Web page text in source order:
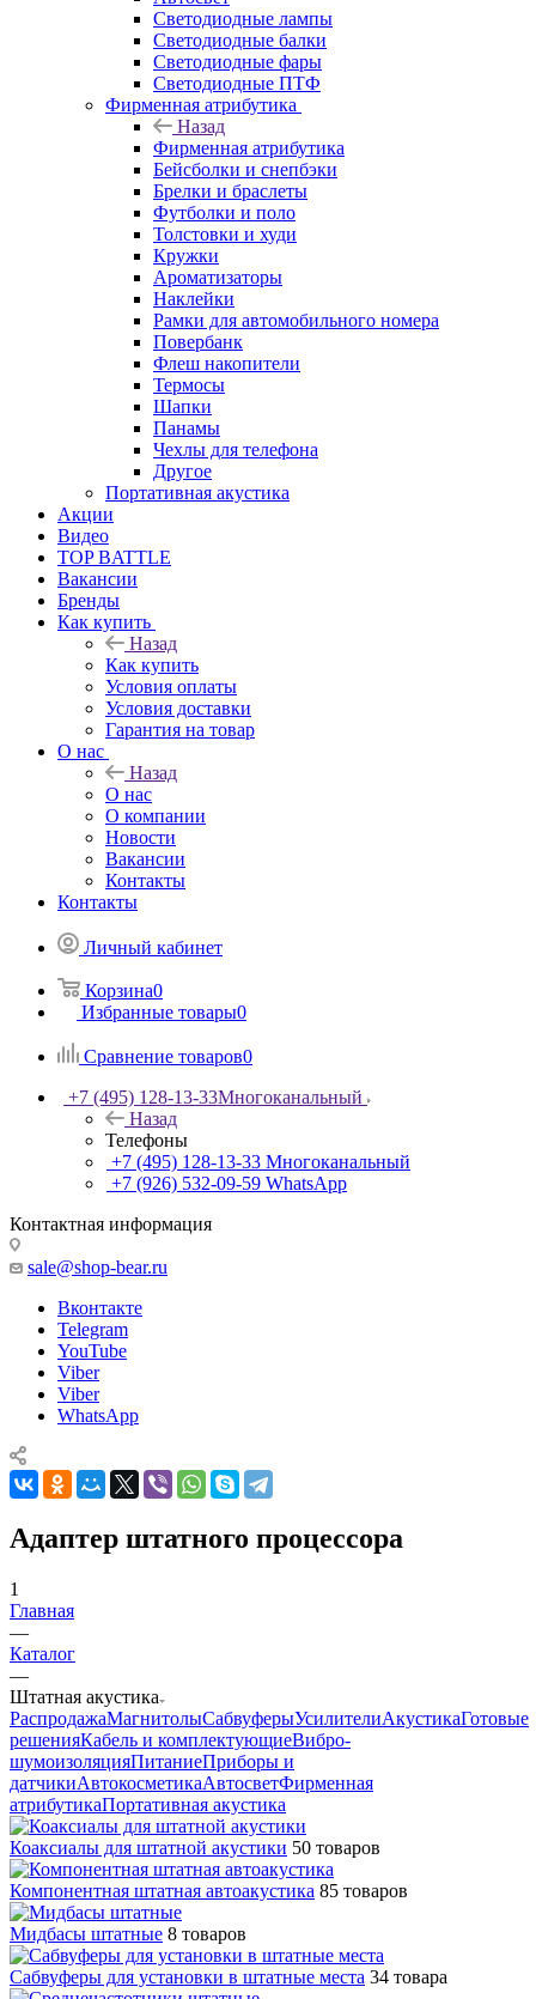
Светодиодные лампы
Светодиодные балки
Светодиодные фары
Светодиодные ПТФ
Фирменная атрибутика
Назад
Фирменная атрибутика
Бейсболки и снепбэки
Брелки и браслеты
Футболки и поло
Толстовки и худи
Кружки
Ароматизаторы
Наклейки
Рамки для автомобильного номера
Повербанк
Флеш накопители
Термосы
Шапки
Панамы
Чехлы для телефона
Другое
Портативная акустика
Акции
Видео
TOP BATTLE
Вакансии
Бренды
Как купить
Назад
Как купить
Условия оплаты
Условия доставки
Гарантия на товар
О нас
Назад
О нас
О компании
Новости
Вакансии
Контакты
Контакты
Личный кабинет
Корзина0
Избранные товары0
Сравнение товаров0
+7 (495) 128-13-33Многоканальный
Назад
Телефоны
+7 (495) 128-13-33 Многоканальный
+7 (926) 532-09-59 WhatsApp
Контактная информация
sale@shop-bear.ru
Вконтакте
Telegram
YouTube
Viber
Viber
WhatsApp
Адаптер штатного процессора
1
Главная
—
Каталог
—
Штатная акустика
РаспродажаМагнитолыСабвуферыУсилителиАкустикаГотовые
решенияКабель и комплектующиеВибро-
шумоизоляцияПитаниеПриборы и
датчикиАвтокосметикаАвтосветФирменная
атрибутикаПортативная акустика
Коаксиалы для штатной акустики 50 товаров
Компонентная штатная автоакустика 85 товаров
Мидбасы штатные 8 товаров
Сабвуферы для установки в штатные места 34 товара